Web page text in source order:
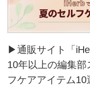
▶通販サイト「
10年以上の編集
フケアアイテム10